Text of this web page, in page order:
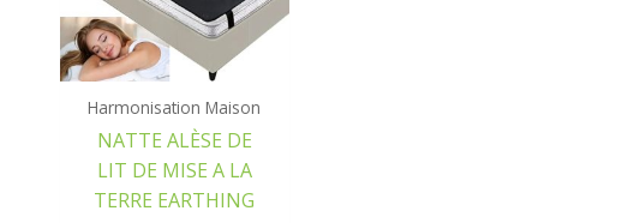
Harmonisation Maison
NATTE ALÈSE DE
LIT DE MISE A LA
TERRE EARTHING